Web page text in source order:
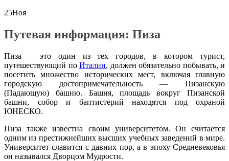
25Ноя
Путевая информация: Пиза
Пиза – это один из тех городов, в котором турист,
путешествующий по Италии, должен обязательно побывать, и
посетить множество исторических мест, включая главную
городскую достопримечательность — Пизанскую
(Падающую) башню. Башня, площадь вокруг Пизанской
башни, собор и баптистерий находятся под охраной
ЮНЕСКО.
Пиза также известна своим университетом. Он считается
одним из престижнейших высших учебных заведений в мире.
Университет славится с давних пор, а в эпоху Средневековья
он назывался Дворцом Мудрости.